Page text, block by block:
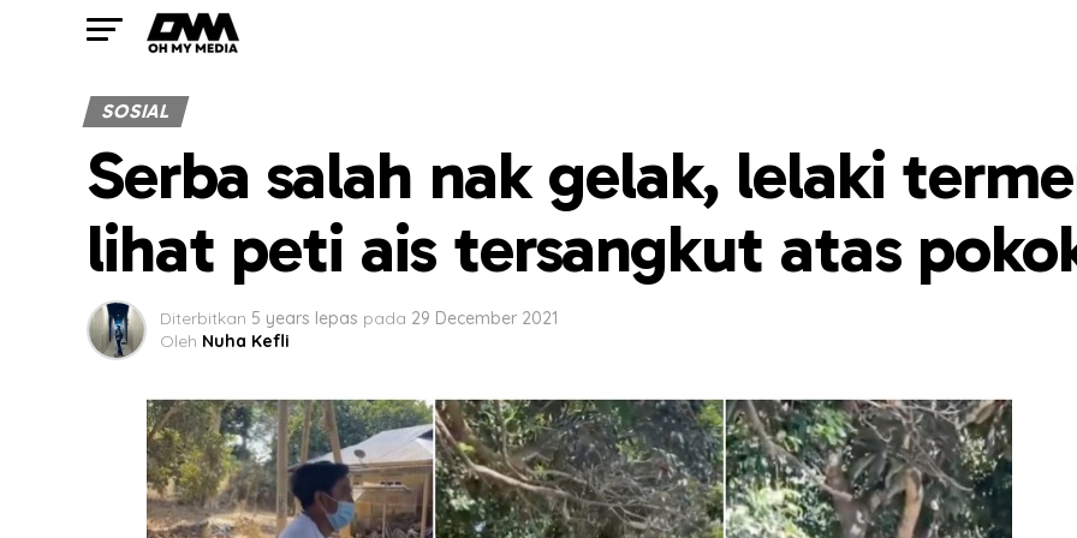
SOSIAL
Serba salah nak gelak, lelaki
lihat peti ais tersangkut atas
Diterbitkan 5 years lepas pada 29 December 2021
Oleh Nuha Kefli